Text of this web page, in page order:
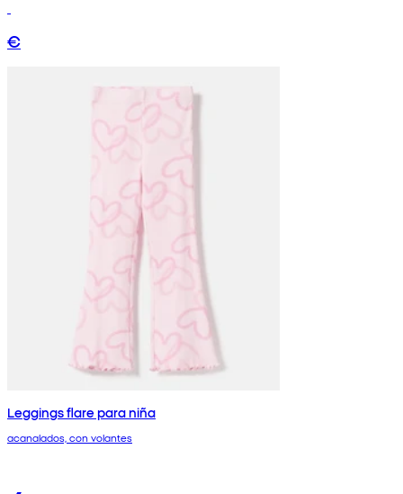
€
Leggings flare para niña
acanalados, con volantes